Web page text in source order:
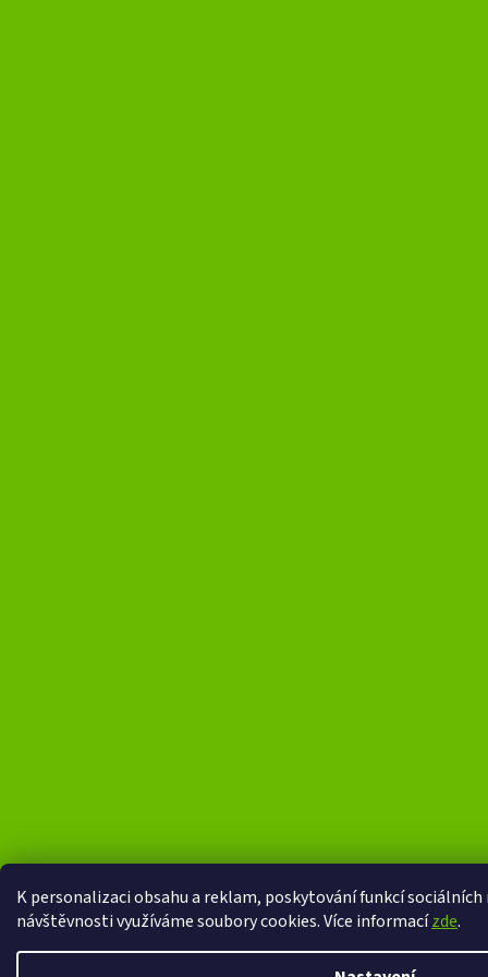
K personalizaci obsahu a reklam, poskytování funkcí sociálních
návštěvnosti využíváme soubory cookies. Více informacízde.